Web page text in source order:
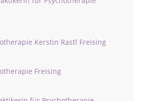
Kerstin Rastl Freising
Freising